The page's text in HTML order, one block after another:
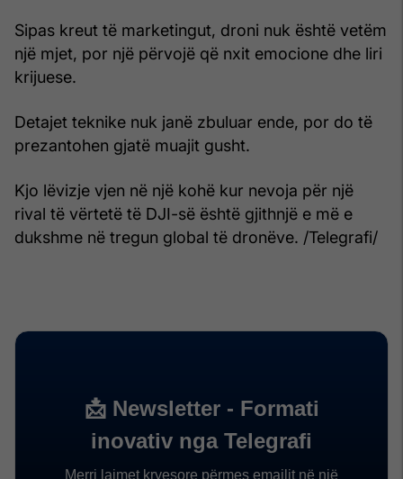
Sipas kreut të marketingut, droni nuk është vetëm
një mjet, por një përvojë që nxit emocione dhe liri
krijuese.
Detajet teknike nuk janë zbuluar ende, por do të
prezantohen gjatë muajit gusht.
Kjo lëvizje vjen në një kohë kur nevoja për një
rival të vërtetë të DJI-së është gjithnjë e më e
dukshme në tregun global të dronëve. /Telegrafi/